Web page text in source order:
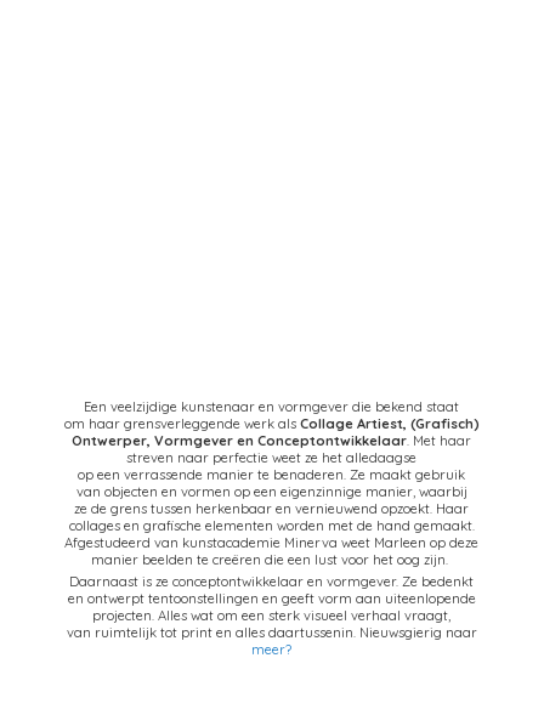
Een veelzijdige kunstenaar en vormgever die bekend staat
om haar grensverleggende werk als Collage Artiest, (Grafisch)
Ontwerper, Vormgever en Conceptontwikkelaar. Met haar
streven naar perfectie weet ze het alledaagse
op een verrassende manier te benaderen. Ze maakt gebruik
van objecten en vormen op een eigenzinnige manier, waarbij
ze de grens tussen herkenbaar en vernieuwend opzoekt. Haar
collages en grafische elementen worden met de hand gemaakt.
Afgestudeerd van kunstacademie Minerva weet Marleen op deze
manier beelden te creëren die een lust voor het oog zijn.
Daarnaast is ze conceptontwikkelaar en vormgever. Ze bedenkt
en ontwerpt tentoonstellingen en geeft vorm aan uiteenlopende
projecten. Alles wat om een sterk visueel verhaal vraagt,
van ruimtelijk tot print en alles daartussenin. Nieuwsgierig naar
meer?